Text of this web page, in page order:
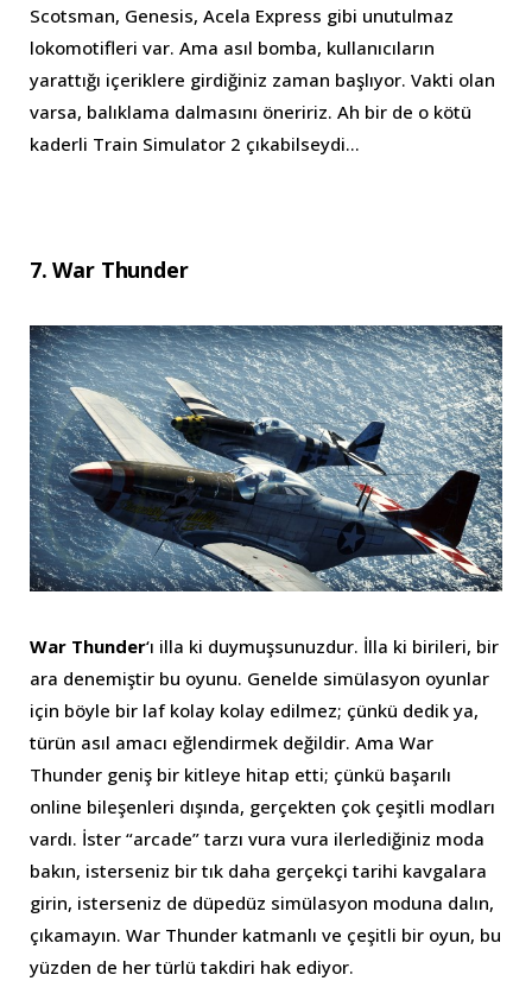
Scotsman, Genesis, Acela Express gibi unutulmaz
lokomotifleri var. Ama asıl bomba, kullanıcıların
yarattığı içeriklere girdiğiniz zaman başlıyor. Vakti olan
varsa, balıklama dalmasını öneririz. Ah bir de o kötü
kaderli Train Simulator 2 çıkabilseydi…
7. War Thunder
War Thunder‘ı illa ki duymuşsunuzdur. İlla ki birileri, bir
ara denemiştir bu oyunu. Genelde simülasyon oyunlar
için böyle bir laf kolay kolay edilmez; çünkü dedik ya,
türün asıl amacı eğlendirmek değildir. Ama War
Thunder geniş bir kitleye hitap etti; çünkü başarılı
online bileşenleri dışında, gerçekten çok çeşitli modları
vardı. İster “arcade” tarzı vura vura ilerlediğiniz moda
bakın, isterseniz bir tık daha gerçekçi tarihi kavgalara
girin, isterseniz de düpedüz simülasyon moduna dalın,
çıkamayın. War Thunder katmanlı ve çeşitli bir oyun, bu
yüzden de her türlü takdiri hak ediyor.